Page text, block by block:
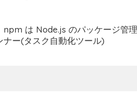
は Node.js のパッケージ管
ー(タスク自動化ツール)